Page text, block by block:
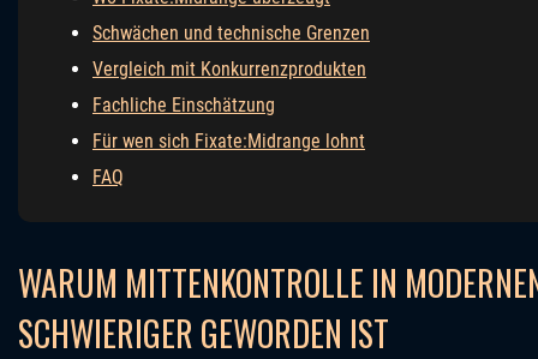
Schwächen und technische Grenzen
Vergleich mit Konkurrenzprodukten
Fachliche Einschätzung
Für wen sich Fixate:Midrange lohnt
FAQ
WARUM MITTENKONTROLLE IN
SCHWIERIGER GEWORDEN IST